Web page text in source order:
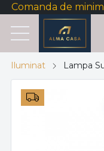
Comanda de minim
Iluminat Lampa